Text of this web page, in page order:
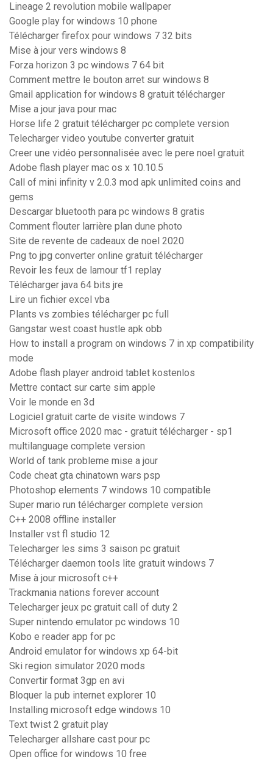
Lineage 2 revolution mobile wallpaper
Google play for windows 10 phone
Télécharger firefox pour windows 7 32 bits
Mise à jour vers windows 8
Forza horizon 3 pc windows 7 64 bit
Comment mettre le bouton arret sur windows 8
Gmail application for windows 8 gratuit télécharger
Mise a jour java pour mac
Horse life 2 gratuit télécharger pc complete version
Telecharger video youtube converter gratuit
Creer une vidéo personnalisée avec le pere noel gratuit
Adobe flash player mac os x 10.10.5
Call of mini infinity v 2.0.3 mod apk unlimited coins and
gems
Descargar bluetooth para pc windows 8 gratis
Comment flouter larrière plan dune photo
Site de revente de cadeaux de noel 2020
Png to jpg converter online gratuit télécharger
Revoir les feux de lamour tf1 replay
Télécharger java 64 bits jre
Lire un fichier excel vba
Plants vs zombies télécharger pc full
Gangstar west coast hustle apk obb
How to install a program on windows 7 in xp compatibility
mode
Adobe flash player android tablet kostenlos
Mettre contact sur carte sim apple
Voir le monde en 3d
Logiciel gratuit carte de visite windows 7
Microsoft office 2020 mac - gratuit télécharger - sp1
multilanguage complete version
World of tank probleme mise a jour
Code cheat gta chinatown wars psp
Photoshop elements 7 windows 10 compatible
Super mario run télécharger complete version
C++ 2008 offline installer
Installer vst fl studio 12
Telecharger les sims 3 saison pc gratuit
Télécharger daemon tools lite gratuit windows 7
Mise à jour microsoft c++
Trackmania nations forever account
Telecharger jeux pc gratuit call of duty 2
Super nintendo emulator pc windows 10
Kobo e reader app for pc
Android emulator for windows xp 64-bit
Ski region simulator 2020 mods
Convertir format 3gp en avi
Bloquer la pub internet explorer 10
Installing microsoft edge windows 10
Text twist 2 gratuit play
Telecharger allshare cast pour pc
Open office for windows 10 free